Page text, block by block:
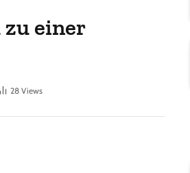
einer
28 Views